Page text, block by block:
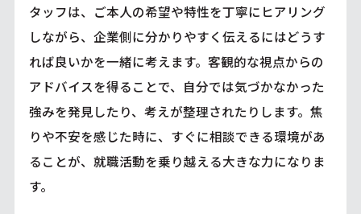
タッフは、ご本人の希望や特性を丁寧にヒアリング
しながら、企業側に分かりやすく伝えるにはどうす
れば良いかを一緒に考えます。客観的な視点からの
アドバイスを得ることで、自分では気づかなかった
強みを発見したり、考えが整理されたりします。焦
りや不安を感じた時に、すぐに相談できる環境があ
ることが、就職活動を乗り越える大きな力になりま
す。